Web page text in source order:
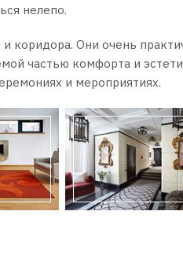
нелепо.
коридора. Они очень
частью комфорта и
и мероприятиях.